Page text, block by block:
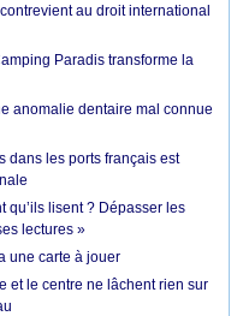
au droit international
Paradis transforme la
anomalie dentaire mal connue
dans les ports français est
qu’ils lisent ? Dépasser les
lectures »
une carte à jouer
et le centre ne lâchent rien sur